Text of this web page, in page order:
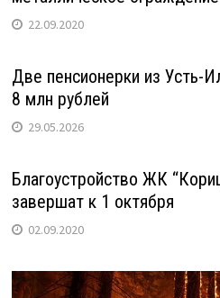
22.09.2020
Две пенсионерки из Усть-
8 млн рублей
29.05.2026
Благоустройство ЖК
завершат к 1 октября
02.09.2020